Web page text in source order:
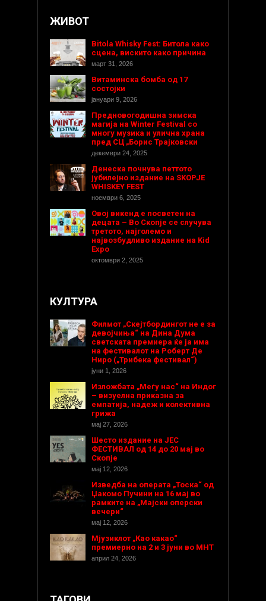
ЖИВОТ
Bitola Whisky Fest: Битола како
сцена, вискито како причина
март 31, 2026
Витаминска бомба од 17
состојки
јануари 9, 2026
Предновогодишнa зимска
магија на Winter Festival со
многу музика и улична храна
пред СЦ „Борис Трајковски
декември 24, 2025
Денеска почнува петтото
јубилејно издание на SKOPJE
WHISKEY FEST
ноември 6, 2025
Овој викенд е посветен на
децата – Во Скопје се случува
третото, најголемо и
највозбудливо издание на Kid
Expo
октомври 2, 2025
КУЛТУРА
Филмот „Скејтбордингот не е за
девојчиња“ на Дина Дума
светската премиера ќе ја има
на фестивалот на Роберт Де
Ниро („Трибека фестивал“)
јуни 1, 2026
Изложбата „Меѓу нас“ на Индог
– визуелна приказна за
емпатија, надеж и колективна
грижа
мај 27, 2026
Шесто издание на ЈЕС
ФЕСТИВАЛ од 14 до 20 мај во
Скопје
мај 12, 2026
Изведба на операта „Тоска“ од
Џакомо Пучини на 16 мај во
рамките на „Мајски оперски
вечери“
мај 12, 2026
Мјузиклот „Као какао“
премиерно на 2 и 3 јуни во МНТ
април 24, 2026